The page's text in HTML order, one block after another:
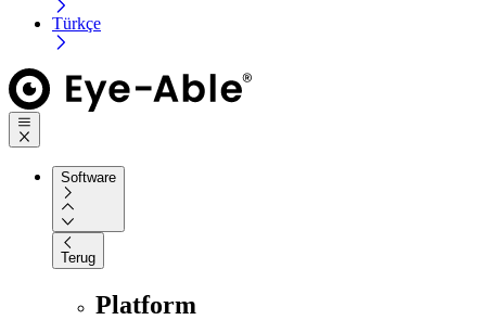
Türkçe
Software
Terug
Platform